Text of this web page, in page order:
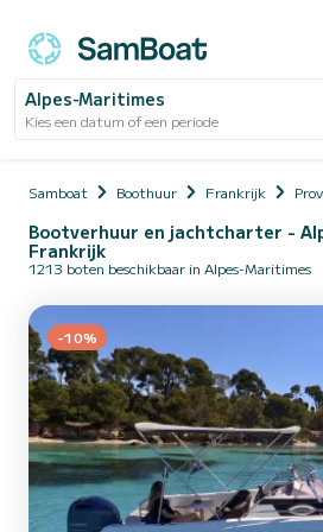
Alpes-Maritimes
Kies een datum of een periode
Samboat Boothuur Frankrijk
Bootverhuur en jachtcharter -
Frankrijk
1213 boten beschikbaar in Alpes-Maritimes
-10%